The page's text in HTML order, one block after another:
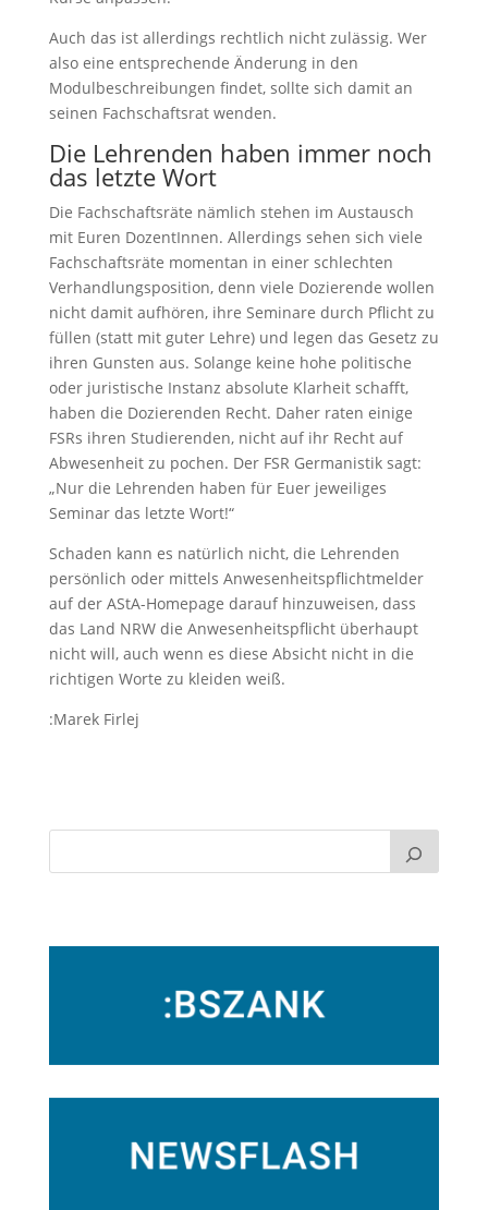
Auch das ist allerdings rechtlich nicht zulässig. Wer
also eine entsprechende Änderung in den
Modulbeschreibungen findet, sollte sich damit an
seinen Fachschaftsrat wenden.
Die Lehrenden haben immer noch
das letzte Wort
Die Fachschaftsräte nämlich stehen im Austausch
mit Euren DozentInnen. Allerdings sehen sich viele
Fachschaftsräte momentan in einer schlechten
Verhandlungsposition, denn viele Dozierende wollen
nicht damit aufhören, ihre Seminare durch Pflicht zu
füllen (statt mit guter Lehre) und legen das Gesetz zu
ihren Gunsten aus. Solange keine hohe politische
oder juristische Instanz absolute Klarheit schafft,
haben die Dozierenden Recht. Daher raten einige
FSRs ihren Studierenden, nicht auf ihr Recht auf
Abwesenheit zu pochen. Der FSR Germanistik sagt:
„Nur die Lehrenden haben für Euer jeweiliges
Seminar das letzte Wort!“
Schaden kann es natürlich nicht, die Lehrenden
persönlich oder mittels Anwesenheitspflichtmelder
auf der AStA-Homepage darauf hinzuweisen, dass
das Land NRW die Anwesenheitspflicht überhaupt
nicht will, auch wenn es diese Absicht nicht in die
richtigen Worte zu kleiden weiß.
:Marek Firlej